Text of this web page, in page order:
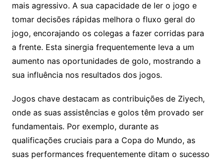
mais agressivo. A sua capacidade de ler o jogo e
tomar decisões rápidas melhora o fluxo geral do
jogo, encorajando os colegas a fazer corridas para
a frente. Esta sinergia frequentemente leva a um
aumento nas oportunidades de golo, mostrando a
sua influência nos resultados dos jogos.
Jogos chave destacam as contribuições de Ziyech,
onde as suas assistências e golos têm provado ser
fundamentais. Por exemplo, durante as
qualificações cruciais para a Copa do Mundo, as
suas performances frequentemente ditam o sucesso